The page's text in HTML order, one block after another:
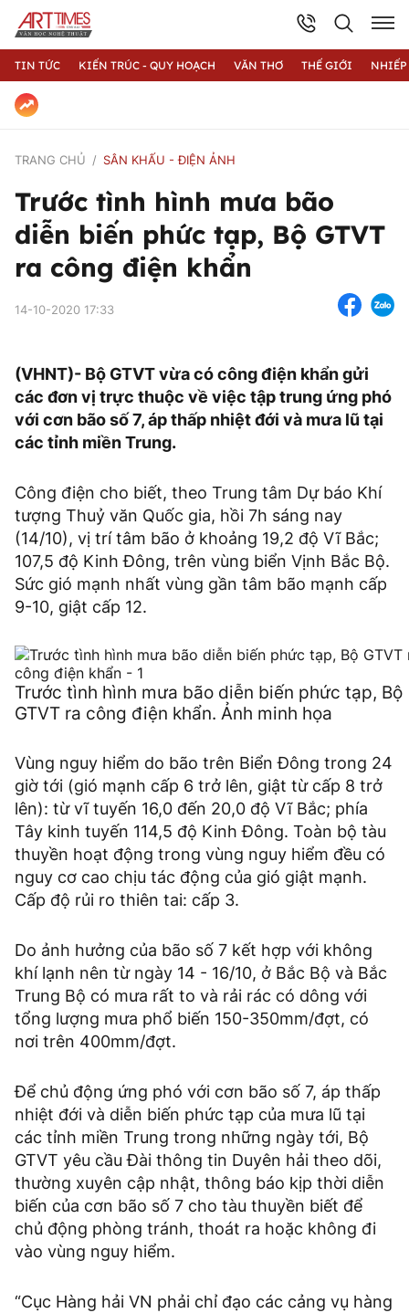
TIN TỨC KIẾN TRÚC - QUY HOẠCH VĂN THƠ THẾ GIỚI
TRANG CHỦ SÂN KHẤU - ĐIỆN ẢNH
Trước tình hình mưa bão
diễn biến phức tạp, Bộ GTVT
ra công điện khẩn
14-10-2020 17:33
(VHNT)- Bộ GTVT vừa có công điện khẩn gửi
các đơn vị trực thuộc về việc tập trung ứng phó
với cơn bão số 7, áp thấp nhiệt đới và mưa lũ tại
các tỉnh miền Trung.
Công điện cho biết, theo Trung tâm Dự báo Khí
tượng Thuỷ văn Quốc gia, hồi 7h sáng nay
(14/10), vị trí tâm bão ở khoảng 19,2 độ Vĩ Bắc;
107,5 độ Kinh Đông, trên vùng biển Vịnh Bắc Bộ.
Sức gió mạnh nhất vùng gần tâm bão mạnh cấp
9-10, giật cấp 12.
Trước tình hình mưa bão diễn biến phức tạp, Bộ
GTVT ra công điện khẩn. Ảnh minh họa
Vùng nguy hiểm do bão trên Biển Đông trong 24
giờ tới (gió mạnh cấp 6 trở lên, giật từ cấp 8 trở
lên): từ vĩ tuyến 16,0 đến 20,0 độ Vĩ Bắc; phía
Tây kinh tuyến 114,5 độ Kinh Đông. Toàn bộ tàu
thuyền hoạt động trong vùng nguy hiểm đều có
nguy cơ cao chịu tác động của gió giật mạnh.
Cấp độ rủi ro thiên tai: cấp 3.
Do ảnh hưởng của bão số 7 kết hợp với không
khí lạnh nên từ ngày 14 - 16/10, ở Bắc Bộ và Bắc
Trung Bộ có mưa rất to và rải rác có dông với
tổng lượng mưa phổ biến 150-350mm/đợt, có
nơi trên 400mm/đợt.
Để chủ động ứng phó với cơn bão số 7, áp thấp
nhiệt đới và diễn biến phức tạp của mưa lũ tại
các tỉnh miền Trung trong những ngày tới, Bộ
GTVT yêu cầu Đài thông tin Duyên hải theo dõi,
thường xuyên cập nhật, thông báo kịp thời diễn
biến của cơn bão số 7 cho tàu thuyền biết để
chủ động phòng tránh, thoát ra hoặc không đi
vào vùng nguy hiểm.
“Cục Hàng hải VN phải chỉ đạo các cảng vụ hàng